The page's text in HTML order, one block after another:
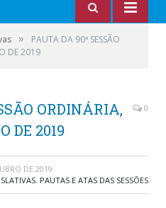
»
PAUTA DA 90ª SESSÃO
DE 2019
ORDINÁRIA,
DE 2019
0
DE 2019
, PAUTAS E ATAS DAS SESSÕES